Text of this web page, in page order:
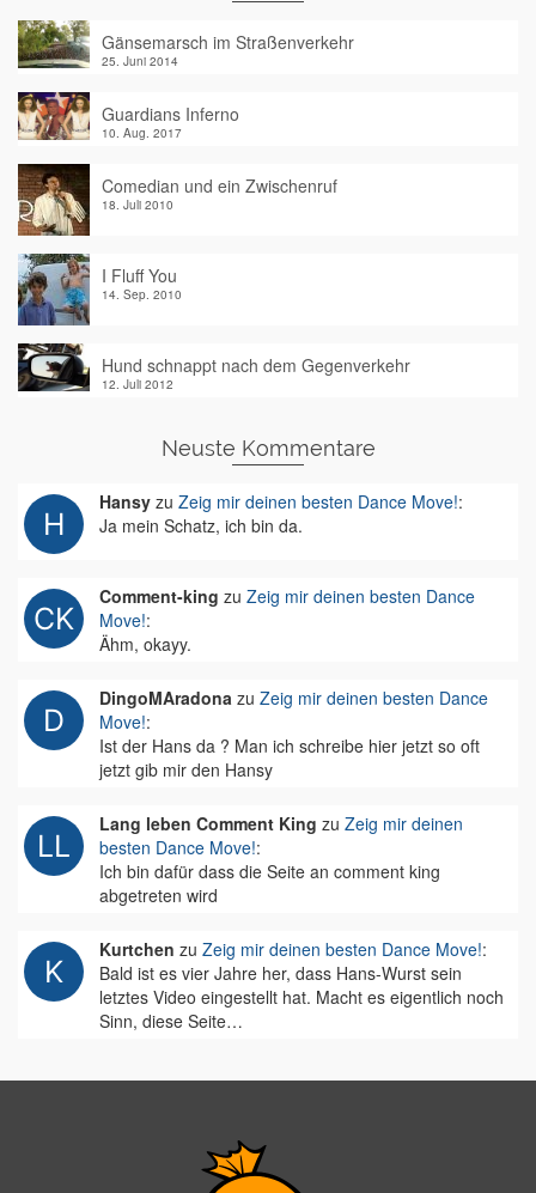
Gänsemarsch im Straßenverkehr
25. Juni 2014
Guardians Inferno
10. Aug. 2017
Comedian und ein Zwischenruf
18. Juli 2010
I Fluff You
14. Sep. 2010
Hund schnappt nach dem Gegenverkehr
12. Juli 2012
Neuste Kommentare
Hansy zu Zeig mir deinen besten Dance Move!:
Ja mein Schatz, ich bin da.
Comment-king zu Zeig mir deinen besten Dance
Move!:
Ähm, okayy.
DingoMAradona zu Zeig mir deinen besten Dance
Move!:
Ist der Hans da ? Man ich schreibe hier jetzt so oft
jetzt gib mir den Hansy
Lang leben Comment King zu Zeig mir deinen
besten Dance Move!:
Ich bin dafür dass die Seite an comment king
abgetreten wird
Kurtchen zu Zeig mir deinen besten Dance Move!:
Bald ist es vier Jahre her, dass Hans-Wurst sein
letztes Video eingestellt hat. Macht es eigentlich noch
Sinn, diese Seite…